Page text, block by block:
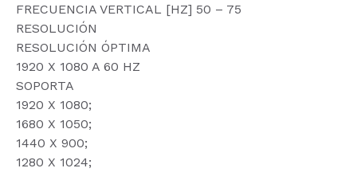
FRECUENCIA VERTICAL [HZ] 50 – 75
RESOLUCIÓN
RESOLUCIÓN ÓPTIMA
1920 X 1080 A 60 HZ
SOPORTA
1920 X 1080;
1680 X 1050;
1440 X 900;
1280 X 1024;